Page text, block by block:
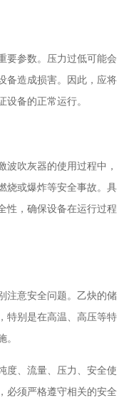
参数。压力过低可能会
备造成损害。因此，应将
备的正常运行。
吹灰器的使用过程中，
烧或爆炸等安全事故。具
性，确保设备在运行过程
意安全问题。乙炔的储
特别是在高温、高压等特
、流量、压力、安全使
必须严格遵守相关的安全